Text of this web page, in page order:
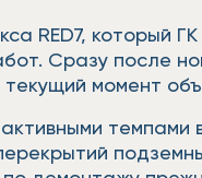
RED7, который
Сразу после
момент
темпами